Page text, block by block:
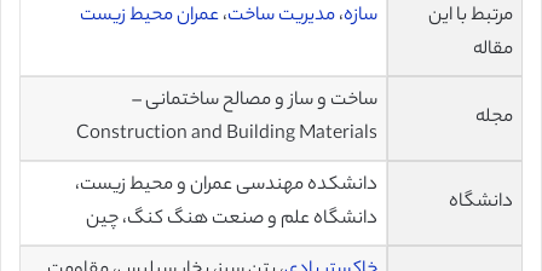
مرتبط با این
مقاله
سازه،مدیریت ساخت،عمران محیط زیست
مجله
ساخت و ساز و مصالح ساختمانی –
Construction and Building Materials
دانشگاه
دانشکده مهندسی عمران و محیط زیست،
دانشگاه علم و صنعت هنگ کنگ، چین